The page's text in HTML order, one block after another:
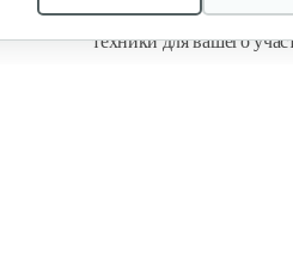
Звоните, и мы поможем
техники для вашего